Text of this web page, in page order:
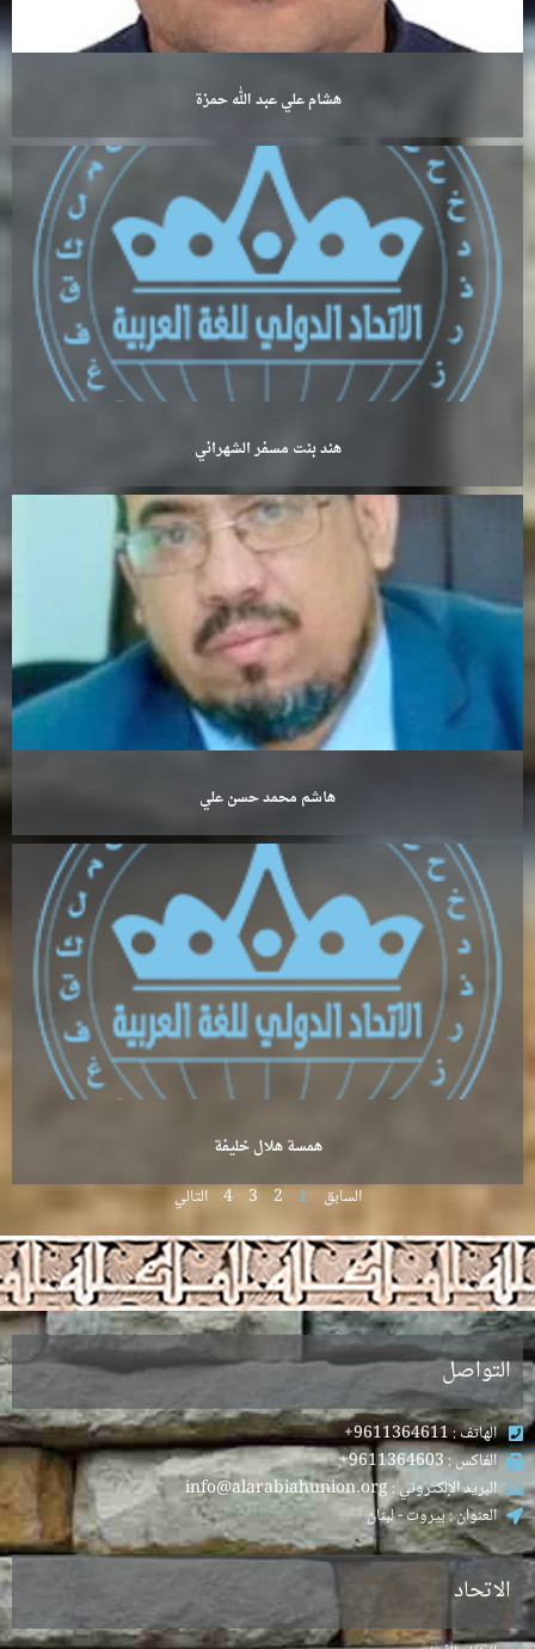
هشام علي عبد الله حمزة
هند بنت مسفر الشهراني
هاشم محمد حسن علي
همسة هلال خليفة
السابق 1
2
3
4 التالي
.
التواصل
الهاتف : 9611364611+
الفاكس : 9611364603+
البريد الإلكتروني : info@alarabiahunion.org
العنوان : بيروت - لبنان
الاتحاد